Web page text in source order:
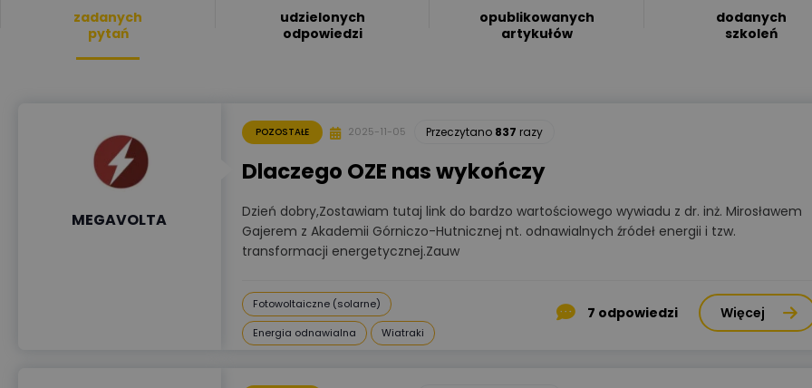
zadanych
pytań
udzielonych
odpowiedzi
opublikowanych
artykułów
dodanych
szkoleń
MEGAVOLTA
POZOSTAŁE 2025-11-05 Przeczytano 837 razy
Dlaczego OZE nas wykończy
Dzień dobry,Zostawiam tutaj link do bardzo wartościowego wywiadu z dr. inż. Mirosławem
Gajerem z Akademii Górniczo-Hutnicznej nt. odnawialnych źródeł energii i tzw.
transformacji energetycznej.Zauw
Fotowoltaiczne (solarne)
Energia odnawialna
Wiatraki
7 odpowiedzi Więcej